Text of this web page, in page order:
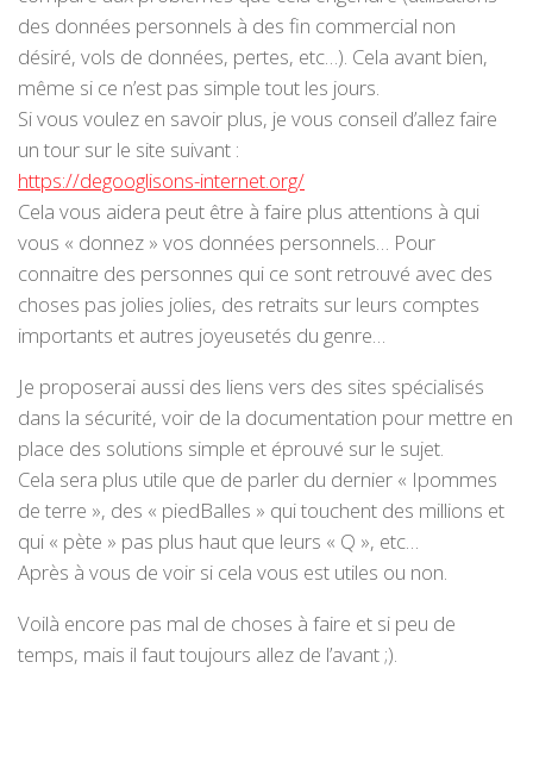
des données personnels à des fin commercial non
désiré, vols de données, pertes, etc…). Cela avant bien,
même si ce n’est pas simple tout les jours.
Si vous voulez en savoir plus, je vous conseil d’allez faire
un tour sur le site suivant :
https://degooglisons-internet.org/
Cela vous aidera peut être à faire plus attentions à qui
vous « donnez » vos données personnels… Pour
connaitre des personnes qui ce sont retrouvé avec des
choses pas jolies jolies, des retraits sur leurs comptes
importants et autres joyeusetés du genre…
Je proposerai aussi des liens vers des sites spécialisés
dans la sécurité, voir de la documentation pour mettre en
place des solutions simple et éprouvé sur le sujet.
Cela sera plus utile que de parler du dernier « Ipommes
de terre », des « piedBalles » qui touchent des millions et
qui « pète » pas plus haut que leurs « Q », etc…
Après à vous de voir si cela vous est utiles ou non.
Voilà encore pas mal de choses à faire et si peu de
temps, mais il faut toujours allez de l’avant ;).